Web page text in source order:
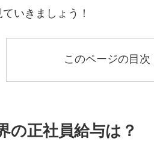
いきましょう！
このページの目次
の正社員給与は？